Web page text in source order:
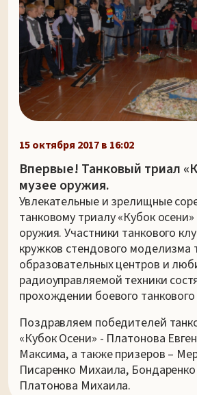
15 октября 2017 в 16:02
Впервые! Танковый триал
музее оружия.
Увлекательные и зрелищные
танковому триалу «Кубок
оружия. Участники танкового
кружков стендового моделизма
образовательных центров и
радиоуправляемой техники
прохождении боевого
Поздравляем победителей
«Кубок Осени» - Платонова
Максима, а также призеров –
Писаренко Михаила,
Платонова Михаила.